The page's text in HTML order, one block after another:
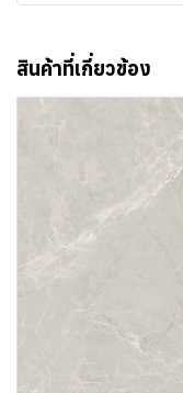
สินค้าที่เกี่ยวข้อง